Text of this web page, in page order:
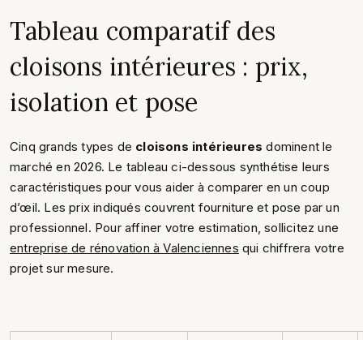
Tableau comparatif des
cloisons intérieures : prix,
isolation et pose
Cinq grands types de cloisons intérieures dominent le
marché en 2026. Le tableau ci-dessous synthétise leurs
caractéristiques pour vous aider à comparer en un coup
d’œil. Les prix indiqués couvrent fourniture et pose par un
professionnel. Pour affiner votre estimation, sollicitez une
entreprise de rénovation à Valenciennes qui chiffrera votre
projet sur mesure.